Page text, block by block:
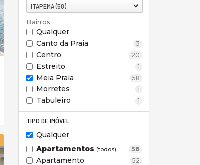
ITAPEMA (58)
Bairros
Qualquer
Canto da Praia
3
Centro 20
Estreito 1
Meia Praia 58
Morretes 1
Tabuleiro 1
TIPO DE IMÓVEL
Qualquer
Apartamentos (todos) 58
Apartamento 52